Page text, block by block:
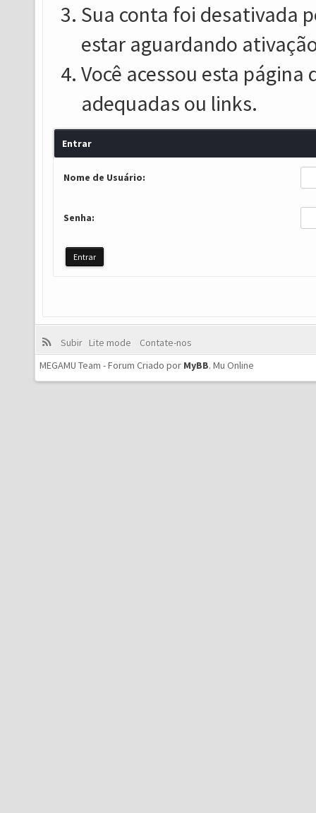
Sua conta foi desativada
estar aguardando
Você acessou esta
adequadas ou links.
Entrar
Nome de Usuário:
Senha:
Subir Lite mode
Contate-nos
MEGAMU Team - Forum Criado por MyBB. Mu Online